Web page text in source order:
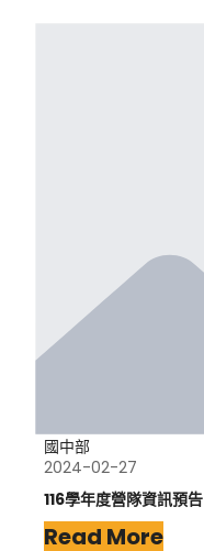
國中部
2024-02-27
116學年度營隊資訊預告
Read More